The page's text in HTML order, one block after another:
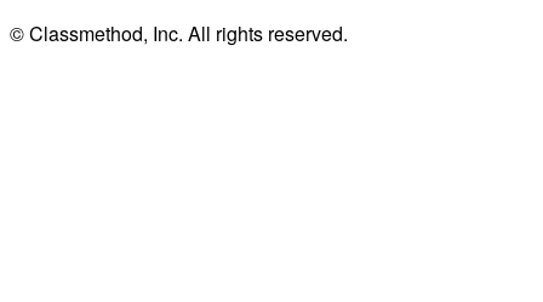
© Classmethod, Inc. All rights reserved.